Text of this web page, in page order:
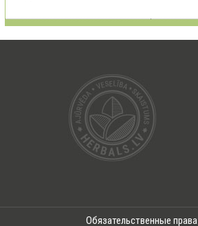
Обязательственные права